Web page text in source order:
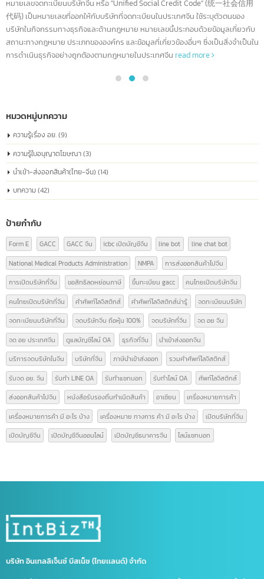
04
ทำความรู้จัก China Registration number
หมายเลขจดทะเบียนบริษัทจีน หรือที่เรียกว่า
“หมายเลขเครดิตโซเชียลรวม” เหมือนกับหมายเลข
ประจำตัวประชาชนของทุกบริษัท
代码) เป็นหมายเลขที่ออกให้กับบริษัทที่จดทะเบียนในประเทศจีน ใช้ระบุตัวตนของ
บริษัทในกิจกรรมทางธุรกิจและด้านกฎหมาย หมายเลขนี้ประกอบด้วยข้อมูลเกี่ยว
สถานะทางกฎหมาย ประเภทขององค์กร และข้อมูลที่เกี่ยวข้องอื่นๆ ซึ่งเป็นสิ่งจำเป็
การดำเนินธุรกิจอย่างถูกต้องตามกฎหมายในประเทศจีน
หมวดหมู่บทความ
ความรู้เรื่อง อย. (9)
ความรู้ใบอนุญาตโฆษณา(3)
นำเข้า-ส่งออกสินค้า(ไทย-จีน)(14)
บทความ(42)
ป้ายกำกับ
Form E GACC GACC จีน icbc เปิดบัญชีจีน line bot
line chat bot
National Medical Products Administration
NMPA
การส่งออกสินค้าไปจีน
การเปิดบริษัทที่จีน
ขอสิทธิลดหย่อนภาษี ขึ้นทะเบียน gacc
คนไทยเปิดบริษัทจีน
คนไทยเปิดบริษัทที่จีน
คำศัพท์โลจิสติกส์ คำศัพท์โลจิสติกส์น่ารู้
จดทะเบียนบริษัท
จดทะเบียนบริษัทที่จีน
จดบริษัทจีน ถือหุ้น 100% จดบริษัทที่จีน
จด อย จีน
ส่งออกสินค้าไปจีน หนังสือรับรองถิ่นกำเนิดสินค้า
เครื่องหมายการค้า มี อะไร บ้าง
เปิดบัญชีจีน เปิดบัญชีจีนออนไลน์ เปิดบัญชีธนาคารจีน